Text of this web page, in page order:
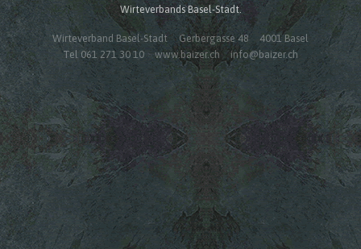
Wirteverbands Basel-Stadt.
Wirteverband Basel-Stadt Gerbergasse 48
4001 Basel
Tel 061 271 30 10
www.baizer.ch info@baizer.ch